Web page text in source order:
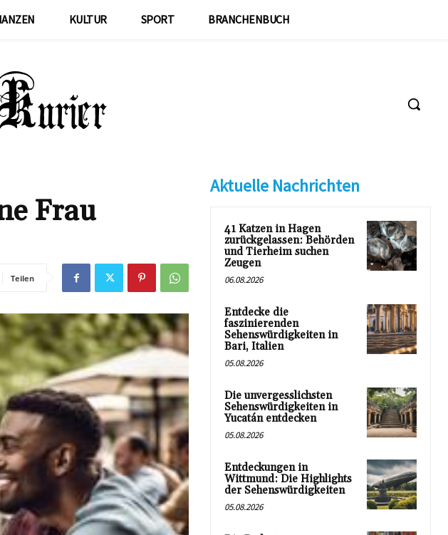
KULTUR SPORT BRANCHENBUCH
Frau
Teilen
Aktuelle Nachrichten
41 Katzen in Hagen
zurückgelassen: Behörden
und Tierheim suchen
Zeugen
06.08.2026
Entdecke die
faszinierenden
Sehenswürdigkeiten in
Bari, Italien
05.08.2026
Die unvergesslichsten
Sehenswürdigkeiten in
Yucatán entdecken
05.08.2026
Entdeckungen in
Wittmund: Die Highlights
der Sehenswürdigkeiten
05.08.2026